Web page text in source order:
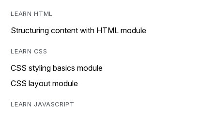
LEARN HTML
Structuring content with HTML module
LEARN CSS
CSS styling basics module
CSS layout module
LEARN JAVASCRIPT